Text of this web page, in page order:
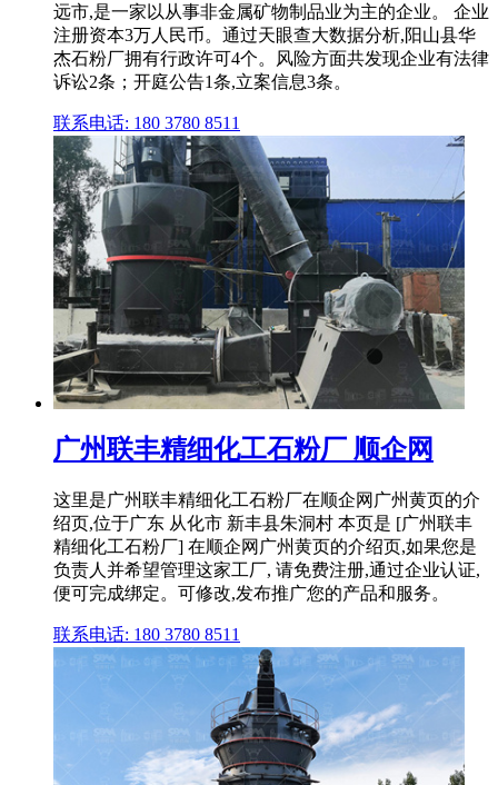
远市,是一家以从事非金属矿物制品业为主的企业。 企业
注册资本3万人民币。通过天眼查大数据分析,阳山县华
杰石粉厂拥有行政许可4个。风险方面共发现企业有法律
诉讼2条；开庭公告1条,立案信息3条。
联系电话: 180 3780 8511
广州联丰精细化工石粉厂 顺企网
这里是广州联丰精细化工石粉厂在顺企网广州黄页的介
绍页,位于广东 从化市 新丰县朱洞村 本页是 [广州联丰
精细化工石粉厂] 在顺企网广州黄页的介绍页,如果您是
负责人并希望管理这家工厂, 请免费注册,通过企业认证,
便可完成绑定。可修改,发布推广您的产品和服务。
联系电话: 180 3780 8511